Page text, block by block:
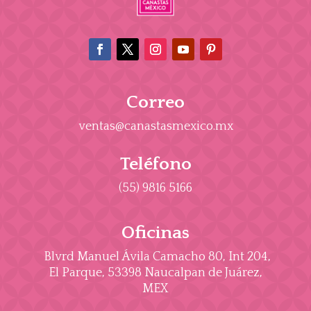
Correo
ventas@canastasmexico.mx
Teléfono
(55) 9816 5166
Oficinas
Blvrd Manuel Ávila Camacho 80, Int 204,
El Parque, 53398 Naucalpan de Juárez,
MEX